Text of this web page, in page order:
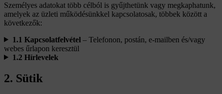
Személyes adatokat több célból is gyűjthetünk vagy megkaphatunk,
amelyek az üzleti működésünkkel kapcsolatosak, többek között a
következők:
1.1 Kapcsolatfelvétel– Telefonon, postán, e-mailben és/vagy
webes űrlapon keresztül
1.2 Hírlevelek
2. Sütik